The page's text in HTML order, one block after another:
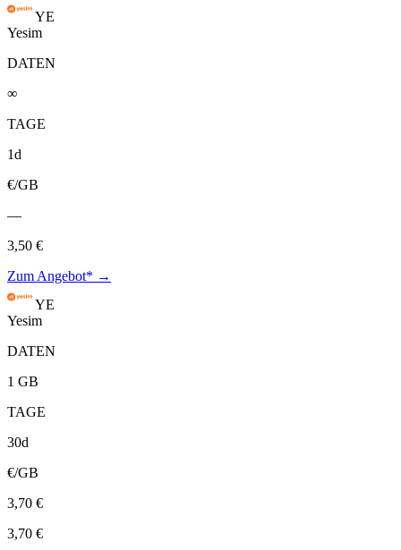
YE
Yesim
DATEN
∞
TAGE
1d
€/GB
—
3,50 €
Zum Angebot* →
YE
Yesim
DATEN
1 GB
TAGE
30d
€/GB
3,70 €
3,70 €